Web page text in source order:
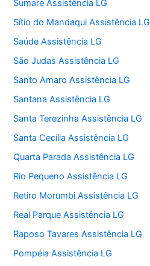
Sumaré Assistência LG
Sítio do Mandaqui Assistência LG
Saúde Assistência LG
São Judas Assistência LG
Santo Amaro Assistência LG
Santana Assistência LG
Santa Terezinha Assistência LG
Santa Cecília Assistência LG
Quarta Parada Assistência LG
Rio Pequeno Assistência LG
Retiro Morumbi Assistência LG
Real Parque Assistência LG
Raposo Tavares Assistência LG
Pompéia Assistência LG